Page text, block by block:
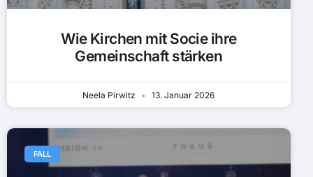
Wie Kirchen mit Socie ihre
Gemeinschaft stärken
Neela Pirwitz 13. Januar 2026
FALL